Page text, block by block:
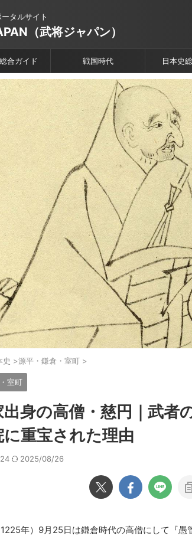
タルサイト
（武将ジャパン）
合ガイド 戦国時代 日本史
史 >源平・鎌倉・室町 >
室町
出身の高僧・慈円｜武者
に重宝された理由
2025/08/26
年）9月25日は鎌倉時代の高僧にして『愚